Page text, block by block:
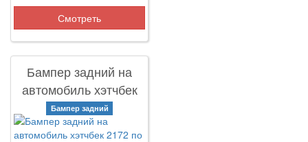
Смотреть
Бампер задний на
автомобиль хэтчбек
2172
Бампер задний